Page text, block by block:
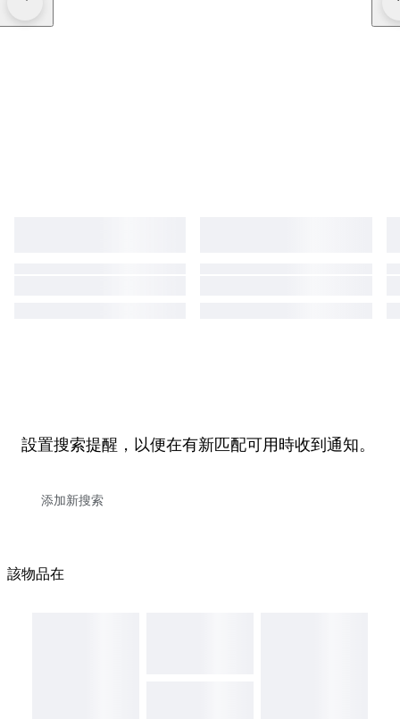
設置搜索提醒，以便在有新匹配可用時收到通知。
該物品在